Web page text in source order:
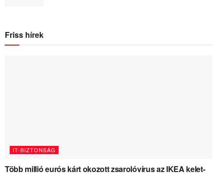
Friss hírek
IT-BIZTONSÁG
Több millió eurós kárt okozott zsarolóvírus az IKEA kelet-